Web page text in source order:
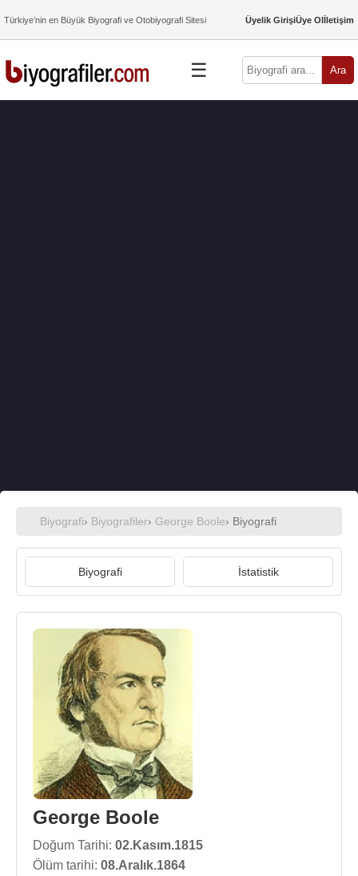
Türkiye’nin en Büyük Biyografi ve Otobiyografi Sitesi Üyelik GirişiÜye Olİletişim
☰ Ara
Biyografi› Biyografiler› George Boole› Biyografi
Biyografi İstatistik
George Boole
Doğum Tarihi: 02.Kasım.1815
Ölüm tarihi: 08.Aralık.1864